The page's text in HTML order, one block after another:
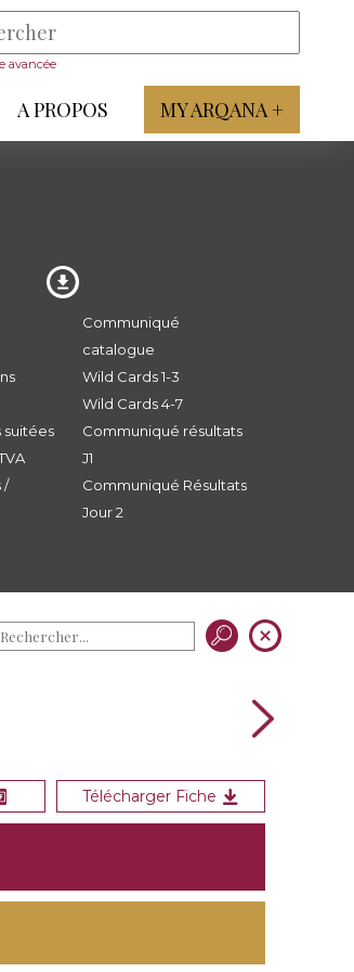
avancée
A PROPOS MY ARQANA +
suitées
/
Communiqué
catalogue
Wild Cards 1-3
Wild Cards 4-7
Communiqué résultats
J1
Communiqué Résultats
Jour 2
Télécharger Fiche